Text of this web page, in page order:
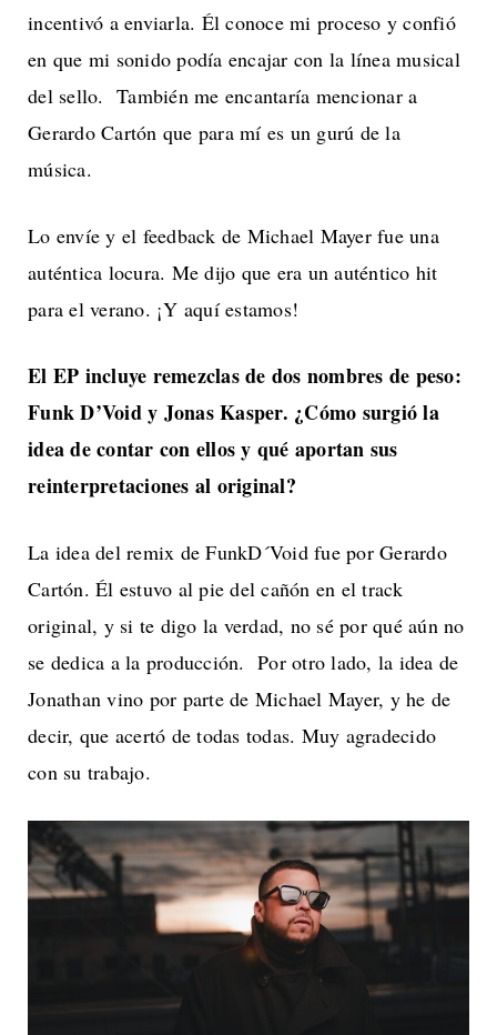
incentivó a enviarla. Él conoce mi proceso y confió
en que mi sonido podía encajar con la línea musical
del sello. También me encantaría mencionar a
Gerardo Cartón que para mí es un gurú de la
música.
Lo envíe y el feedback de Michael Mayer fue una
auténtica locura. Me dijo que era un auténtico hit
para el verano. ¡Y aquí estamos!
El EP incluye remezclas de dos nombres de peso:
Funk D’Void y Jonas Kasper. ¿Cómo surgió la
idea de contar con ellos y qué aportan sus
reinterpretaciones al original?
La idea del remix de FunkD´Void fue por Gerardo
Cartón. Él estuvo al pie del cañón en el track
original, y si te digo la verdad, no sé por qué aún no
se dedica a la producción. Por otro lado, la idea de
Jonathan vino por parte de Michael Mayer, y he de
decir, que acertó de todas todas. Muy agradecido
con su trabajo.